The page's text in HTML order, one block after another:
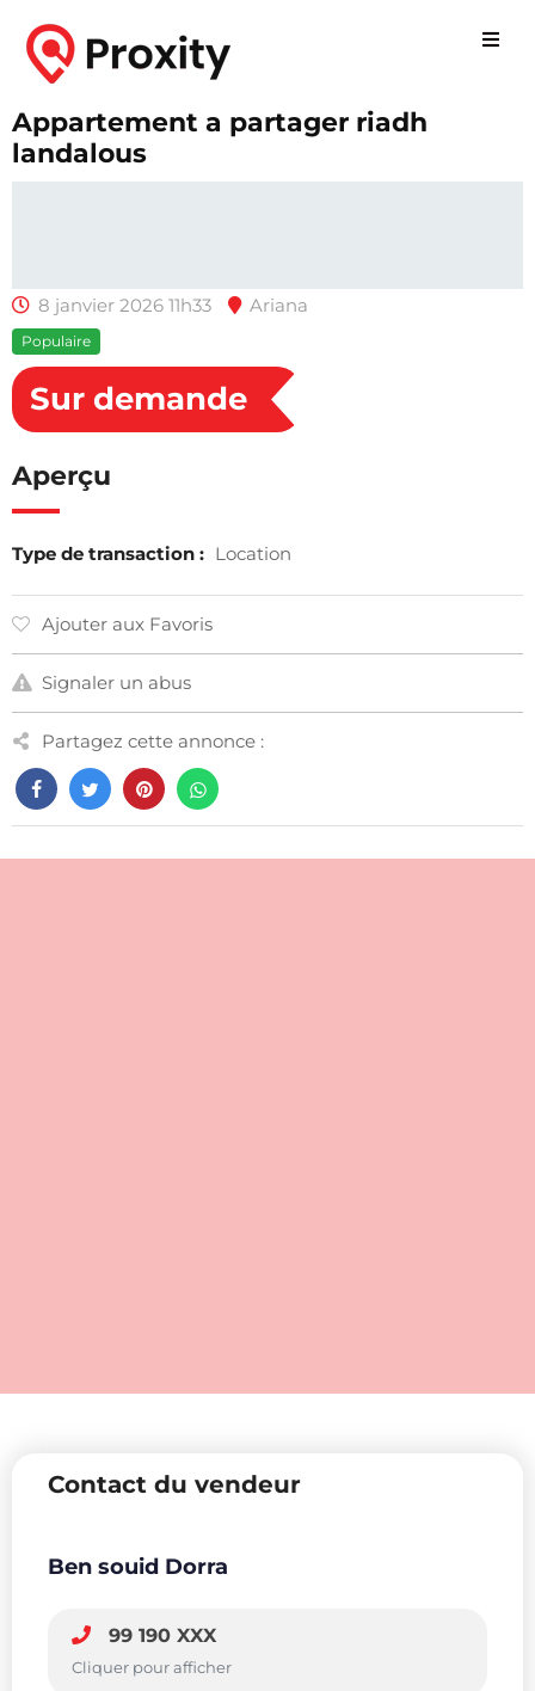
Appartement a partager riadh
landalous
8 janvier 2026 11h33 Ariana
Populaire
Sur demande
Aperçu
Type de transaction : Location
Ajouter aux Favoris
Signaler un abus
Partagez cette annonce :
Contact du vendeur
Ben souid Dorra
99 190 XXX
Cliquer pour afficher